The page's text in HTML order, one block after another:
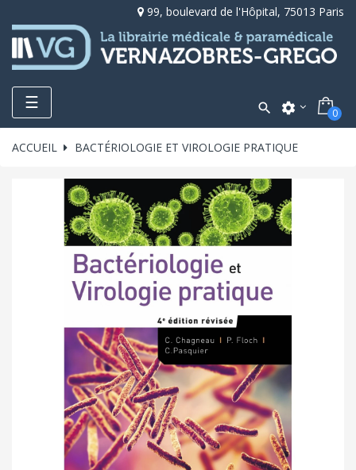
99, boulevard de l'Hôpital, 75013 Paris
Toggle
navigation
☰  settings 0
ACCUEIL BACTÉRIOLOGIE ET VIROLOGIE PRATIQUE